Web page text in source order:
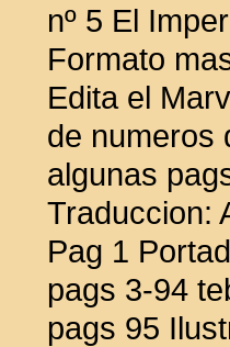
nº 5 El
Formato
Edita el
de numeros
algunas
Traduccion:
Pag 1
pags 3-94
pags 95